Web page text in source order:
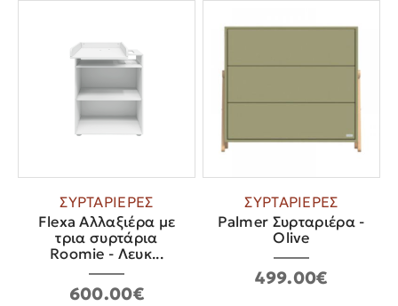
ΣΥΡΤΑΡΙΕΡΕΣ
Flexa Αλλαξιέρα με
τρια συρτάρια
Roomie - Λευκ...
600.00€
ΣΥΡΤΑΡΙΕΡΕΣ
Palmer Συρταριέρα -
Olive
499.00€